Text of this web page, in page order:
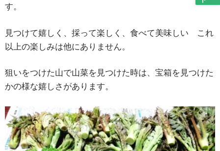
す。
見つけて嬉しく、採って楽しく、食べて美味しい これ
以上の楽しみは他にありません。
狙いをつけた山で山菜を見つけた時は、宝箱を見つけた
かの様な嬉しさがあります。